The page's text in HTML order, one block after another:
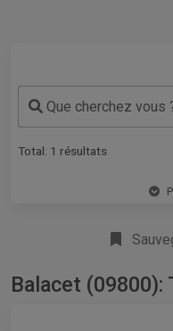
Que cherchez vous
Total: 1 résultats
Balacet (09800):